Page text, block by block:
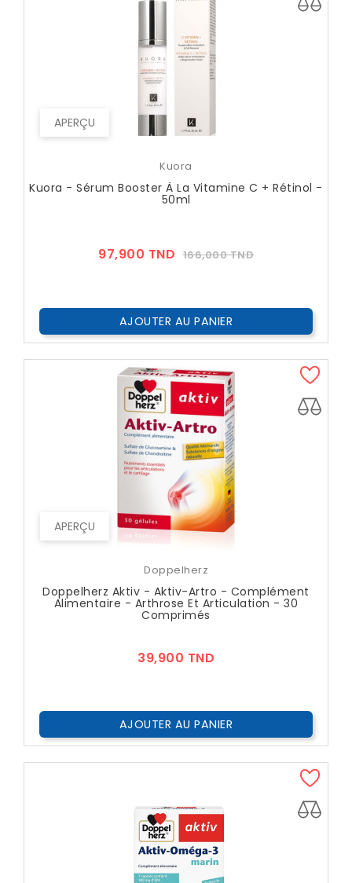
APERÇU
Kuora
Kuora - Sérum Booster À La Vitamine C + Rétinol -
50ml
97,900 TND Prix
166,000 TNDPrix
AJOUTER AU PANIER
APERÇU
Doppelherz
Doppelherz Aktiv - Aktiv-Artro - Complément
Alimentaire - Arthrose Et Articulation - 30
Comprimés
39,900 TND
AJOUTER AU PANIER